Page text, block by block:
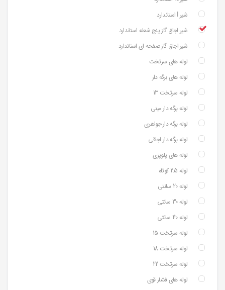
شیر ⅼ استاندارد
شیر اجاق گاز پنج شعله استاندارد
شیر اجاق گاز صفحه ای استاندارد
لوله های سرتخت
لوله های برگه دار
لوله سرتخت 13
لوله برگه دار مینی
لوله برگه دار جواهری
لوله برگه دار اجاقی
لوله های پلوپزی
لوله 2.5 کوتاه
لوله 20 سانتی
لوله 30 سانتی
لوله 40 سانتی
لوله سرتخت 15
لوله سرتخت 18
لوله سرتخت 22
لوله های فشار قوی